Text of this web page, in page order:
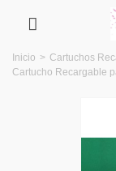
Inicio > Cartuchos
Cartucho Recargable